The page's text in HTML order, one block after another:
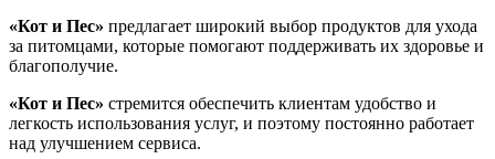
«Кот и Пес» предлагает широкий выбор продуктов для ухода
за питомцами, которые помогают поддерживать их здоровье и
благополучие.
«Кот и Пес» стремится обеспечить клиентам удобство и
легкость использования услуг, и поэтому постоянно работает
над улучшением сервиса.